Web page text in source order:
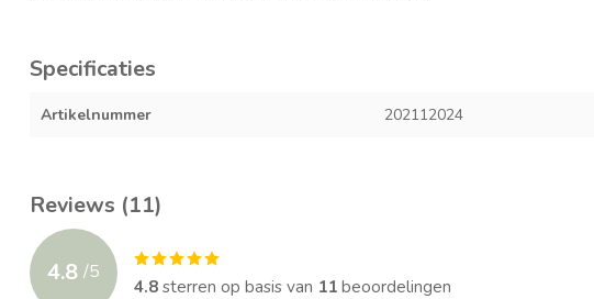
Specificaties
Artikelnummer 202112024
Reviews (11)
4.8 /5
4.8sterren op basis van 11beoordelingen